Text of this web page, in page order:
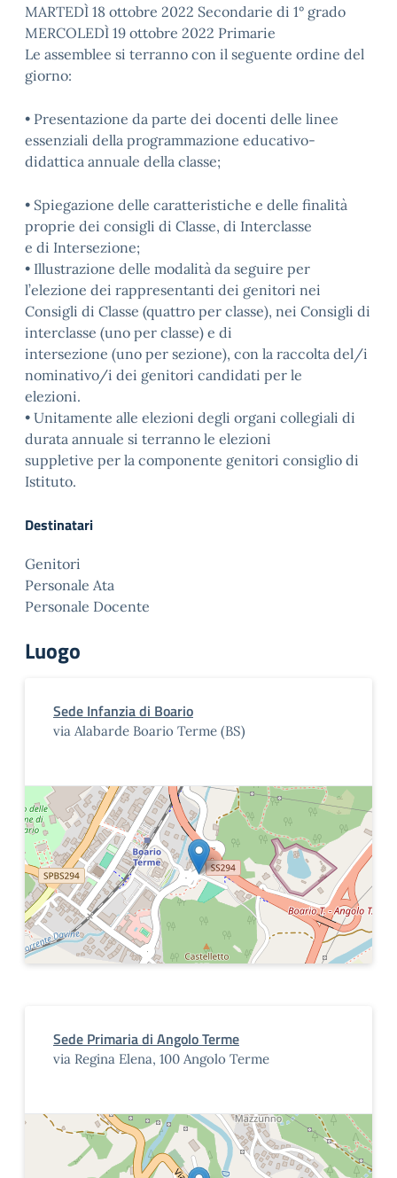
MARTEDÌ 18 ottobre 2022 Secondarie di 1° grado
MERCOLEDÌ 19 ottobre 2022 Primarie
Le assemblee si terranno con il seguente ordine del
giorno:
• Presentazione da parte dei docenti delle linee
essenziali della programmazione educativo-
didattica annuale della classe;
• Spiegazione delle caratteristiche e delle finalità
proprie dei consigli di Classe, di Interclasse
e di Intersezione;
• Illustrazione delle modalità da seguire per
l’elezione dei rappresentanti dei genitori nei
Consigli di Classe (quattro per classe), nei Consigli di
interclasse (uno per classe) e di
intersezione (uno per sezione), con la raccolta del/i
nominativo/i dei genitori candidati per le
elezioni.
• Unitamente alle elezioni degli organi collegiali di
durata annuale si terranno le elezioni
suppletive per la componente genitori consiglio di
Istituto.
Destinatari
Genitori
Personale Ata
Personale Docente
Luogo
Sede Infanzia di Boario
via Alabarde Boario Terme (BS)
Sede Primaria di Angolo Terme
via Regina Elena, 100 Angolo Terme